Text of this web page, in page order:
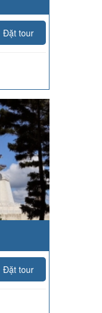
Đặt tour
Đặt tour